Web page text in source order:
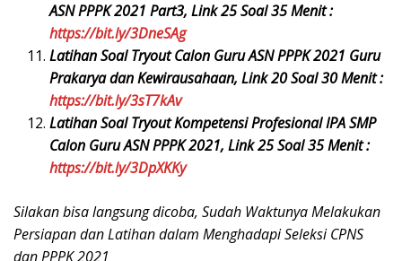
ASN PPPK 2021 Part3, Link 25 Soal 35 Menit :
https://bit.ly/3DneSAg
Latihan Soal Tryout Calon Guru ASN PPPK 2021 Guru
Prakarya dan Kewirausahaan, Link 20 Soal 30 Menit :
https://bit.ly/3sT7kAv
Latihan Soal Tryout Kompetensi Profesional IPA SMP
Calon Guru ASN PPPK 2021, Link 25 Soal 35 Menit :
https://bit.ly/3DpXKKy
Silakan bisa langsung dicoba, Sudah Waktunya Melakukan
Persiapan dan Latihan dalam Menghadapi Seleksi CPNS
dan PPPK 2021